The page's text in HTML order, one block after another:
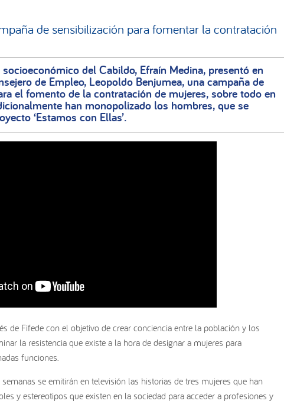
de sensibilización para fomentar la contratación
del Cabildo, Efraín Medina, presentó en
de Empleo, Leopoldo Benjumea, una campaña de
el fomento de la contratación de mujeres, sobre todo en
han monopolizado los hombres, que se
‘Estamos con Ellas’.
de Fifede con el objetivo de crear conciencia entre la población y los
la resistencia que existe a la hora de designar a mujeres para
funciones.
se emitirán en televisión las historias de tres mujeres que han
y estereotipos que existen en la sociedad para acceder a profesiones y